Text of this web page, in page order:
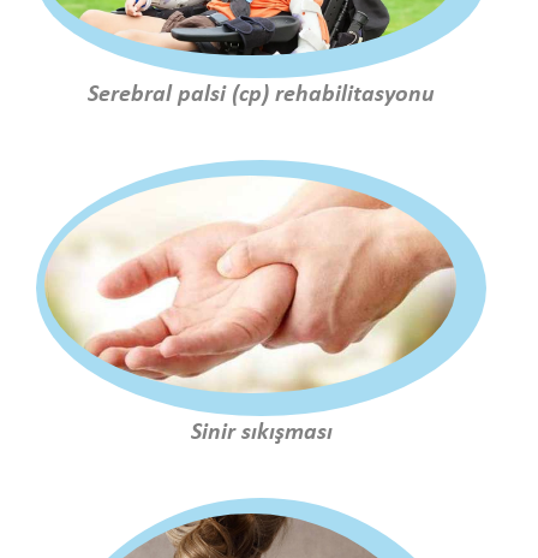
Serebral palsi (cp) rehabilitasyonu
Sinir sıkışması